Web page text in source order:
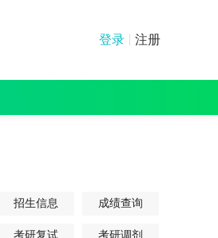
登录 注册
招生信息 成绩查询
考研复试 考研调剂